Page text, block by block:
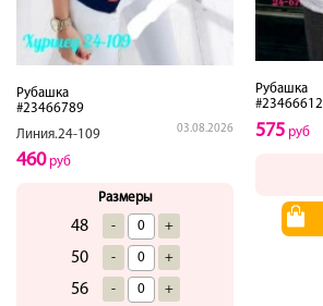
Рубашка
#23466789
Линия.24-109
03.08.2026
460руб
Размеры
48 - +
50 - +
56 - +
Рубашка
#23466612
575 руб